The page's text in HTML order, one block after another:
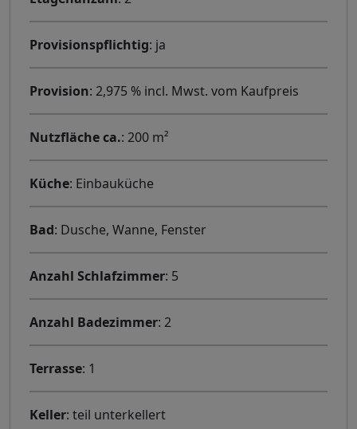
Provisionspflichtig: ja
Provision: 2,975 % incl. Mwst. vom Kaufpreis
Nutzfläche ca.: 200 m²
Küche: Einbauküche
Bad: Dusche, Wanne, Fenster
Anzahl Schlafzimmer: 5
Anzahl Badezimmer: 2
Terrasse: 1
Keller: teil unterkellert